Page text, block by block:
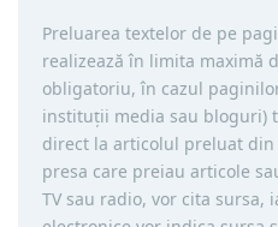
Preluarea textelor de pe
realizează în limita maximă
obligatoriu, în cazul
instituţii media sau bloguri)
direct la articolul preluat
presa care preiau articole
TV sau radio, vor cita